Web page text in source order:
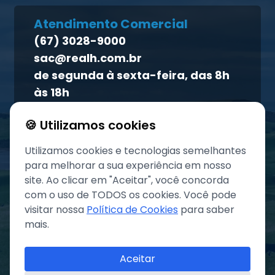
Política de qualidade
Atendimento ao titular
Canal de ética
Homeopet
Atendimento Comercial
(67) 3028-9000
sac@realh.com.br
de segunda à sexta-feira, das 8h
às 18h
Grupo REAL. Todos os direitos reservados.
🍪 Utilizamos cookies
Utilizamos cookies e tecnologias semelhantes
para melhorar a sua experiência em nosso
site. Ao clicar em "Aceitar", você concorda
com o uso de TODOS os cookies. Você pode
visitar nossa Política de Cookies para saber
mais.
Aceitar